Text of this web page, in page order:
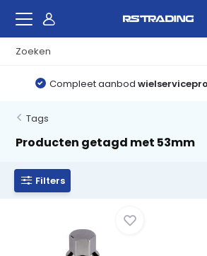
Compleet aanbod
Tags
Producten getagd met 53mm
Filters